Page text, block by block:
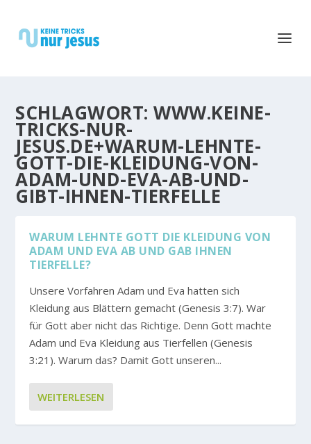
SCHLAGWORT:WWW.KEINE-
TRICKS-NUR-
JESUS.DE+WARUM-LEHNTE-
GOTT-DIE-KLEIDUNG-VON-
ADAM-UND-EVA-AB-UND-
GIBT-IHNEN-TIERFELLE
WARUM LEHNTE GOTT DIE KLEIDUNG VON
ADAM UND EVA AB UND GAB IHNEN
TIERFELLE?
Unsere Vorfahren Adam und Eva hatten sich
Kleidung aus Blättern gemacht (Genesis 3:7). War
für Gott aber nicht das Richtige. Denn Gott machte
Adam und Eva Kleidung aus Tierfellen (Genesis
3:21). Warum das? Damit Gott unseren...
WEITERLESEN